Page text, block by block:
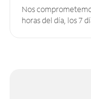
Nos
horas del día, los 7